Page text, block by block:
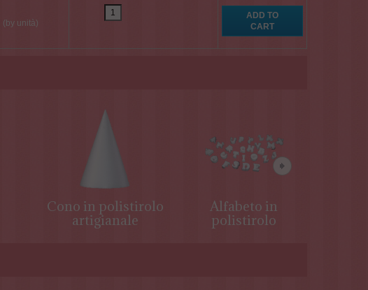
(by unità)
Cono in polistirolo
artigianale
Alfabeto in
polistirolo